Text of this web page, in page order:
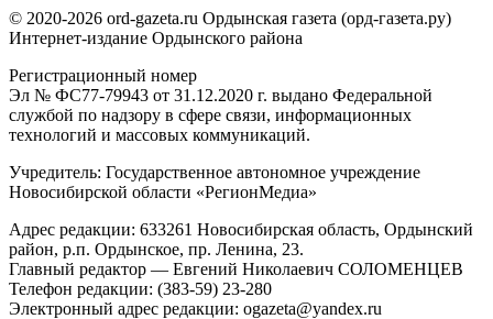
© 2020-2026 ord-gazeta.ru Ордынская газета (орд-газета.ру)
Интернет-издание Ордынского района
Регистрационный номер
Эл № ФС77-79943 от 31.12.2020 г. выдано Федеральной
службой по надзору в сфере связи, информационных
технологий и массовых коммуникаций.
Учредитель: Государственное автономное учреждение
Новосибирской области «РегионМедиа»
Адрес редакции: 633261 Новосибирская область, Ордынский
район, р.п. Ордынское, пр. Ленина, 23.
Главный редактор — Евгений Николаевич СОЛОМЕНЦЕВ
Телефон редакции: (383-59) 23-280
Электронный адрес редакции: ogazeta@yandex.ru